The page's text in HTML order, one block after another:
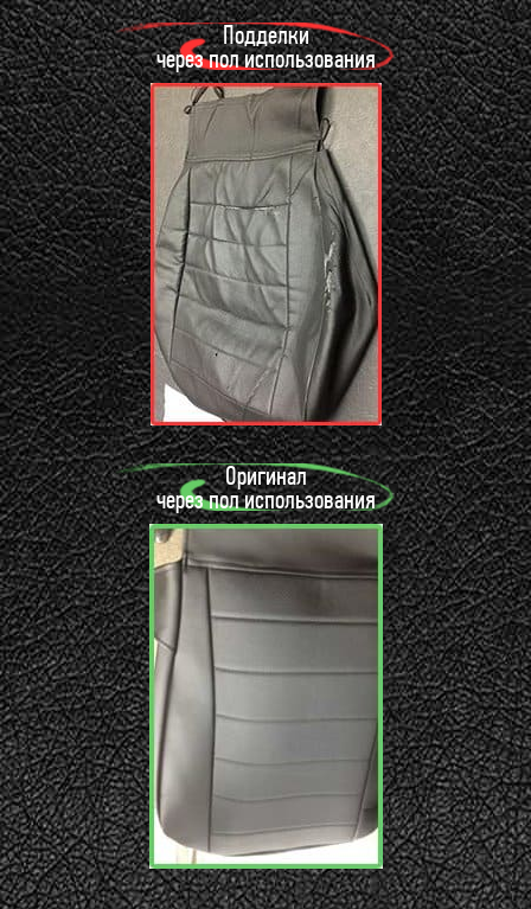
Подделки
через пол использования
Оригинал
через пол использования